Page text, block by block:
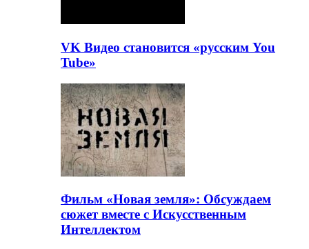
VK Видео становится «русским You
Tube»
Фильм «Новая земля»: Обсуждаем
сюжет вместе с Искусственным
Интеллектом